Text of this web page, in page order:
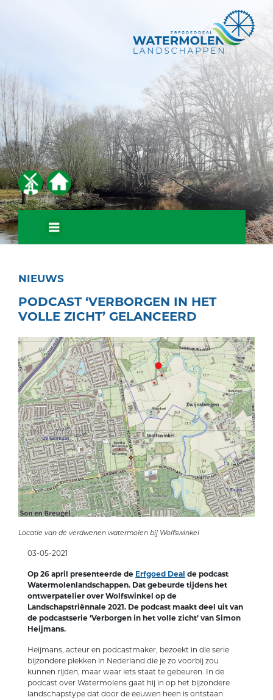
NIEUWS
PODCAST ‘VERBORGEN IN HET
VOLLE ZICHT’ GELANCEERD
Locatie van de verdwenen watermolen bij Wolfswinkel
03-05-2021
Op 26 april presenteerde de Erfgoed Deal de podcast
Watermolenlandschappen. Dat gebeurde tijdens het
ontwerpatelier over Wolfswinkel op de
Landschapstriënnale 2021. De podcast maakt deel uit van
de podcastserie ‘Verborgen in het volle zicht’ van Simon
Heijmans.
Heijmans, acteur en podcastmaker, bezoekt in die serie
bijzondere plekken in Nederland die je zo voorbij zou
kunnen rijden, maar waar iets staat te gebeuren. In de
podcast over Watermolens gaat hij in op het bijzondere
landschapstype dat door de eeuwen heen is ontstaan